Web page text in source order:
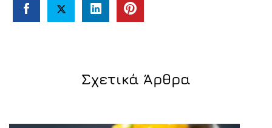
Σχετικά Άρθρα